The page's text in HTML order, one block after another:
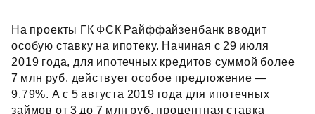
На проекты ГК ФСК Райффайзенбанк вводит
особую ставку на ипотеку. Начиная с 29 июля
2019 года, для ипотечных кредитов суммой более
7 млн руб. действует особое предложение —
9,79%. А с 5 августа 2019 года для ипотечных
займов от 3 до 7 млн руб. процентная ставка